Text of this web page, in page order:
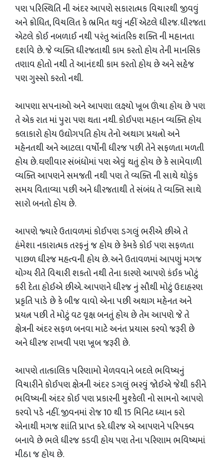
પણ પરિસ્થિતિ ની અંદર આપણે સકારાત્મક વિચારથી જીવવું
અને ક્રોધિત, વિચલિત કે ભ્રમિત થવું નહીં એટલે ધીરજ. ધીરજતા
એટલે કોઈ નબળાઈ નથી પરંતુ આંતરિક શક્તિ ની મહાનતા
દર્શાવે છે. જે વ્યક્તિ ધીરજતાથી કામ કરતો હોય તેની માનસિક
તણાવ હોતો નથી તે આનંદથી કામ કરતો હોય છે અને સહેજ
પણ ગુસ્સો કરતો નથી.
આપણા સપનાઓ અને આપણા લક્ષ્યો ખૂબ ઊંચા હોય છે પણ
તે એક રાત માં પુરા પણ થતા નથી. કોઈપણ મહાન વ્યક્તિ હોય
કલાકારો હોય ઉદ્યોગપતિ હોય તેનો અથાગ પ્રયત્નો અને
મહેનતથી અને આટલા વર્ષોની ધીરજ પછી તેને સફળતા મળતી
હોય છે. ઘણીવાર સંબંધોમાં પણ એવું થતું હોય છે કે સામેવાળી
વ્યક્તિ આપણને સમજતી નથી પણ તે વ્યક્તિ ની સાથે થોડુંક
સમય વિતાવ્યા પછી અને ધીરજતાથી તે સંબંધ તે વ્યક્તિ સાથે
સારો બનતો હોય છે.
આપણે જ્યારે ઉતાવળમાં કોઈપણ ડગલું ભરીએ છીએ તે
હંમેશા નકારાત્મક તરફનું જ હોય છે કેમકે કોઈ પણ સફળતા
પાછળ ધીરજ મહત્વની હોય છે. અને ઉતાવળમાં આપણું મગજ
યોગ્ય રીતે વિચારી શકતો નથી તેના કારણે આપણે કંઈક ખોટું
કરી દેતા હોઈએ છીએ. આપણને ધીરજ નું સૌથી મોટું ઉદાહરણ
પ્રકૃતિ પાડે છે કે બીજ વાવો એના પછી અથાગ મહેનત અને
પ્રયત્ન પછી તે મોટું વટ વૃક્ષ બનતું હોય છે તેમ આપણે જે તે
ક્ષેત્રની અંદર સફળ બનવા માટે અનંત પ્રયાસ કરવો જરૂરી છે
અને ધીરજ રાખવી પણ ખૂબ જરૂરી છે.
આપણે તાત્કાલિક પરિણામો મેળવવાને બદલે ભવિષ્યનું
વિચારીને કોઈપણ ક્ષેત્રની અંદર ડગલું ભરવું જોઈએ જેથી કરીને
ભવિષ્યની અંદર કોઈ પણ પ્રકારની મુશ્કેલી નો સામનો આપણે
કરવો પડે નહીં. જીવનમાં રોજ 10 થી 15 મિનિટ ધ્યાન કરો
એનાથી મગજ શાંતિ પ્રાપ્ત કરે. ધીરજ એ આપણને પરિપક્વ
બનાવે છે ભલે ધીરજ કડવી હોય પણ તેના પરિણામ ભવિષ્યમાં
મીઠા જ હોય છે.